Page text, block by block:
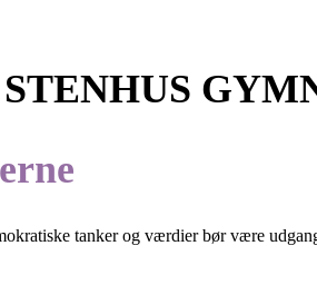
tanker og værdier bør være